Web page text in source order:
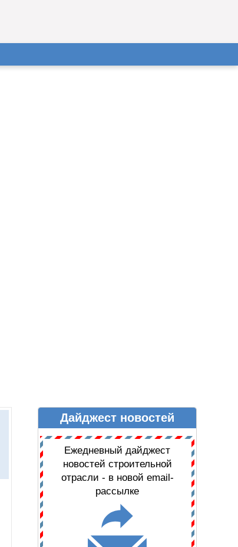
ДАЙДЖЕСТ НОВОСТЕЙДайджест новостей
Ежедневный дайджест
новостей строительной
отрасли - в новой email-
рассылке